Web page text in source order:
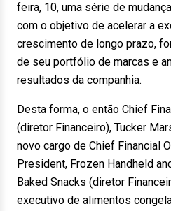
feira, 10, uma série de
com o objetivo de acelerar a
crescimento de longo prazo,
de seu portfólio de marcas e
resultados da companhia.
Desta forma, o então Chief
(diretor Financeiro), Tucker
novo cargo de Chief Financial
President, Frozen Handheld
Baked Snacks (diretor
executivo de alimentos